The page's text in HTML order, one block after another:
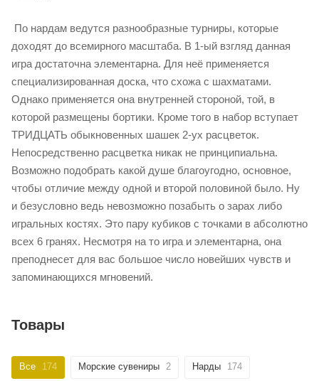
По нардам ведутся разнообразные турниры, которые
доходят до всемирного масштаба. В 1-ый взгляд данная
игра достаточна элементарна. Для неё применяется
специализированная доска, что схожа с шахматами.
Однако применяется она внутренней стороной, той, в
которой размещены бортики. Кроме того в набор вступает
ТРИДЦАТЬ обыкновенных шашек 2-ух расцветок.
Непосредственно расцветка никак не принципиальна.
Возможно подобрать какой душе благоугодно, основное,
чтобы отличие между одной и второй половиной было. Ну
и безусловно ведь невозможно позабыть о зарах либо
игральных костях. Это пару кубиков с точками в абсолютно
всех 6 гранях. Несмотря на то игра и элементарна, она
преподнесет для вас большое число новейших чувств и
запоминающихся мгновений.
Товары
Все 174 Морские сувениры 2 Нарды 174